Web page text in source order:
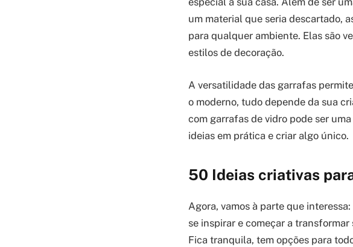
um material que seria descartado,
para qualquer ambiente. Elas são
estilos de decoração.
A versatilidade das garrafas
o moderno, tudo depende da sua
com garrafas de vidro pode ser
ideias em prática e criar algo único.
50 Ideias criativas
Agora, vamos à parte que
se inspirar e começar a
Fica tranquila, tem opções para